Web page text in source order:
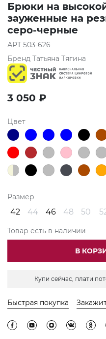
Брюки на
зауженные на
серо-черные
АРТ 503-626
Бренд Татьяна Тягина
3 050 ₽
Цвет
Размер
42 44 46 48 50
Товар есть в наличии
В
Купи сейчас, плати
Быстрая покупка